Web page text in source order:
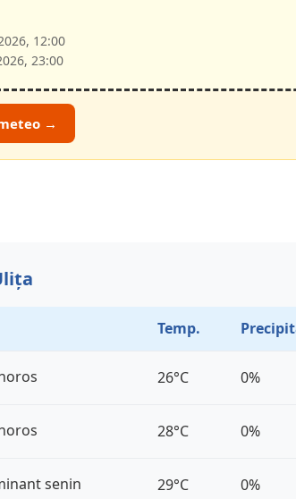
12:00
23:00
→
Temp.
26°C 0%
28°C 0%
senin 29°C 0%